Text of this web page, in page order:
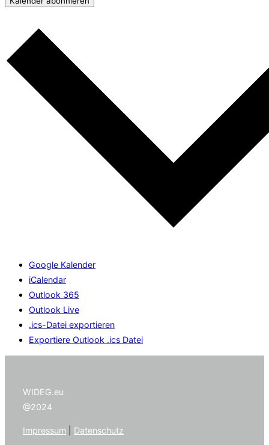
Google Kalender
iCalendar
Outlook 365
Outlook Live
.ics-Datei exportieren
Exportiere Outlook .ics Datei
WIDEG.eu
@2024
Impressum Datenschutz